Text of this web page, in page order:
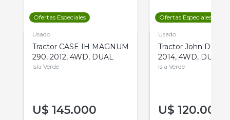
Ofertas Especiales
Usado
Tractor CASE IH MAGNUM
290, 2012, 4WD, DUAL
Isla Verde
U$ 145.000
Ofertas Especiales
Usado
Tractor John Deere
2014, 4WD, DUAL
Isla Verde
U$ 120.000